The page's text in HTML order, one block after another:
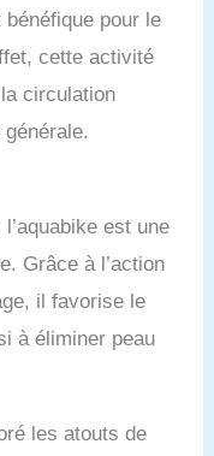
bénéfique pour le
cette activité
circulation
l’aquabike est une
Grâce à l’action
il favorise le
à éliminer peau
les atouts de